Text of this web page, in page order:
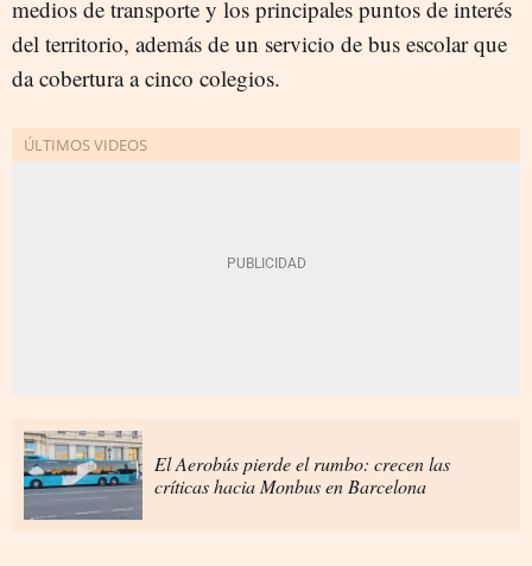
medios de transporte y los principales puntos de interés
del territorio, además de un servicio de bus escolar que
da cobertura a cinco colegios.
El Aerobús pierde el rumbo: crecen las
críticas hacia Monbus en Barcelona